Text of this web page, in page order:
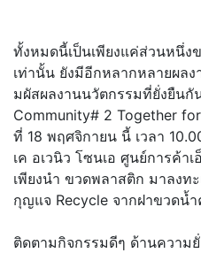
ทั้งหมดนี้เป็นเพียงแค่ส่วนหนึ่ง
เท่านั้น ยังมีอีกหลากหลายผลง
มผัสผลงานนวัตกรรมที่ยั่งยืนกั
Community# 2 Together
ที่ 18 พฤศจิกายน นี้ เวลา
เค อเวนิว โซนเอ ศูนย์การค้า
เพียงนำ ขวดพลาสติก มาลงท
กุญแจ Recycle จากฝาขวดน้
ติดตามกิจกรรมดีๆ ด้านความยั่